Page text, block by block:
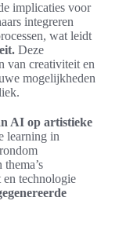
implicaties voor
integreren
wat leidt
Deze
van creativiteit en
mogelijkheden
AI op artistieke
learning in
en technologie